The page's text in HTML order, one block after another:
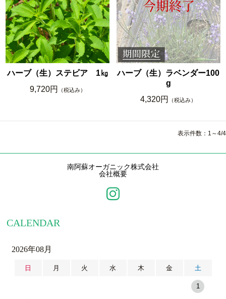
ハーブ（生）ステビア 1㎏
9,720円
（税込み）
ハーブ（生）ラベンダー100
g
4,320円
（税込み）
表示件数：1～4/4
南阿蘇オーガニック株式会社
会社概要
CALENDAR
2026年08月
日 月 火 水 木 金 土
1